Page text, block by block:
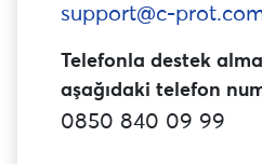
support@c-
Telefonla destek
aşağıdaki telefon
0850 840 09 99